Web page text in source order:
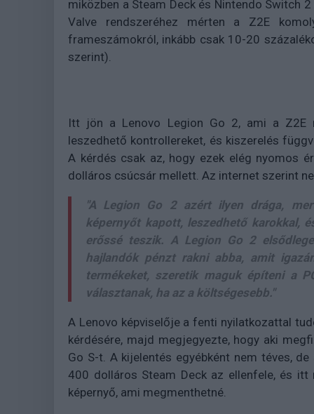
miközben a Steam Deck és Nintendo Switch
Valve rendszeréhez mérten a Z2E
frameszámokról, inkább csak 10-20
szerint).
Itt jön a Lenovo Legion Go 2, ami a Z2E
leszedhető kontrollereket, és kiszerelés
A kérdés csak az, hogy ezek elég nyomos
dolláros csúcsár mellett. Az internet szerint
"A Legion Go 2 azért ilyen drága,
képernyőt kapott, leszedhető karokkal,
erőssé teszik. A Legion Go 2
hajlandók pénzt rakni abba, amit
termékeket, szeretik maguk építeni a
választanak, ha az a költségesebb."
A Lenovo képviselője a fenti nyilatkozattal
kérdésére, majd megjegyezte, hogy aki
Go S-t. A kijelentés egyébként nem téves,
400 dolláros Steam Deck az ellenfele, és itt
képernyő, ami megmenthetné.